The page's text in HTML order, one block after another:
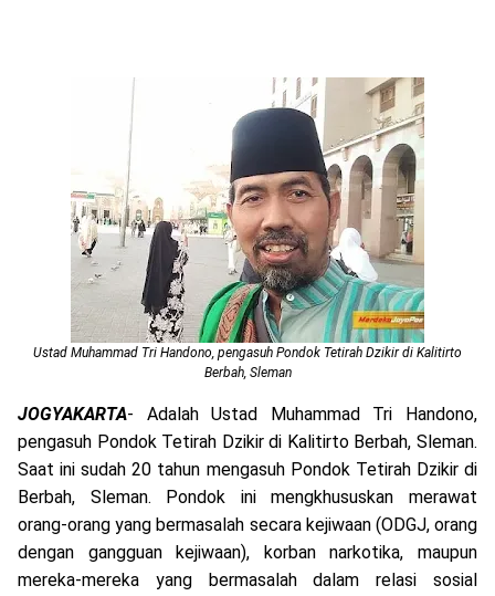
Ustad Muhammad Tri Handono, pengasuh Pondok Tetirah Dzikir di Kalitirto
Berbah, Sleman
JOGYAKARTA- Adalah Ustad Muhammad Tri Handono,
pengasuh Pondok Tetirah Dzikir di Kalitirto Berbah, Sleman.
Saat ini sudah 20 tahun mengasuh Pondok Tetirah Dzikir di
Berbah, Sleman. Pondok ini mengkhususkan merawat
orang-orang yang bermasalah secara kejiwaan (ODGJ, orang
dengan gangguan kejiwaan), korban narkotika, maupun
mereka-mereka yang bermasalah dalam relasi sosial